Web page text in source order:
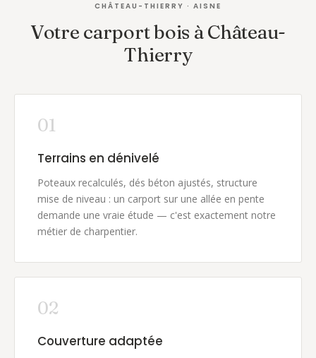
CHÂTEAU-THIERRY · AISNE
Votre carport bois à Château-
Thierry
01
Terrains en dénivelé
Poteaux recalculés, dés béton ajustés, structure
mise de niveau : un carport sur une allée en pente
demande une vraie étude — c'est exactement notre
métier de charpentier.
02
Couverture adaptée